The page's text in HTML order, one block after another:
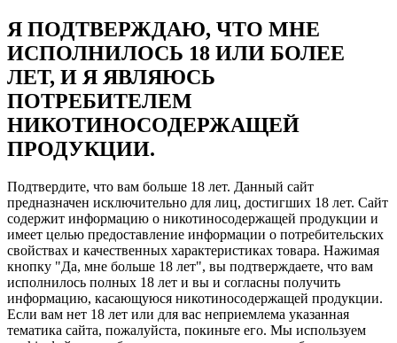
Я ПОДТВЕРЖДАЮ, ЧТО МНЕ
ИСПОЛНИЛОСЬ 18 ИЛИ БОЛЕЕ
ЛЕТ, И Я ЯВЛЯЮСЬ
ПОТРЕБИТЕЛЕМ
НИКОТИНОСОДЕРЖАЩЕЙ
ПРОДУКЦИИ.
Подтвердите, что вам больше 18 лет. Данный сайт
предназначен исключительно для лиц, достигших 18 лет. Сайт
содержит информацию о никотиносодержащей продукции и
имеет целью предоставление информации о потребительских
свойствах и качественных характеристиках товара. Нажимая
кнопку "Да, мне больше 18 лет", вы подтверждаете, что вам
исполнилось полных 18 лет и вы и согласны получить
информацию, касающуюся никотиносодержащей продукции.
Если вам нет 18 лет или для вас неприемлема указанная
тематика сайта, пожалуйста, покиньте его. Мы используем